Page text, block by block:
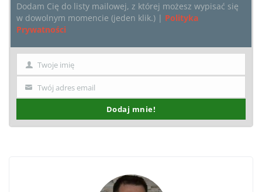
Dodam Cię do listy mailowej, z której możesz wypisać się
w dowolnym momencie (jeden klik.) | Polityka
Prywatności
Imię Twoje imię
Twój Twój adres email
Dodaj mnie!